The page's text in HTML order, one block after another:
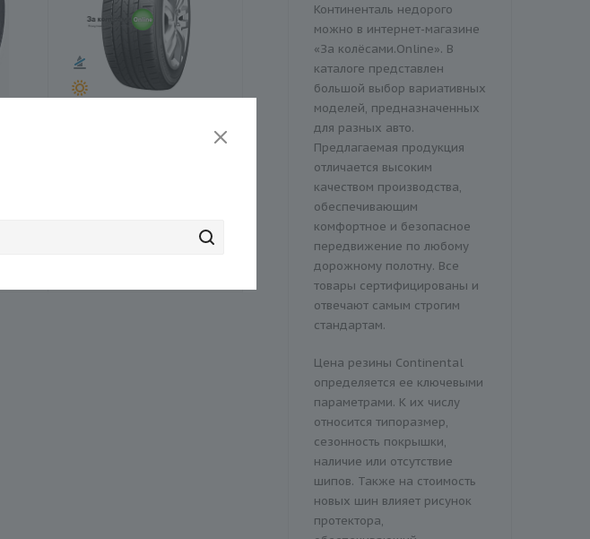
Шина Lanvigator
Performax R18 225/60
Есть в наличии (40)
7 630 ₽
Шина Massimo
7 290 ₽
Континенталь недорого
можно в интернет-магазине
«За колёсами.Online». В
каталоге представлен
большой выбор вариативных
моделей, предназначенных
для разных авто.
Предлагаемая продукция
отличается высоким
качеством производства,
обеспечивающим
комфортное и безопасное
передвижение по любому
дорожному полотну. Все
товары сертифицированы и
отвечают самым строгим
стандартам.
Цена резины Continental
определяется ее ключевыми
параметрами. К их числу
относится типоразмер,
сезонность покрышки,
наличие или отсутствие
шипов. Также на стоимость
новых шин влияет рисунок
протектора,